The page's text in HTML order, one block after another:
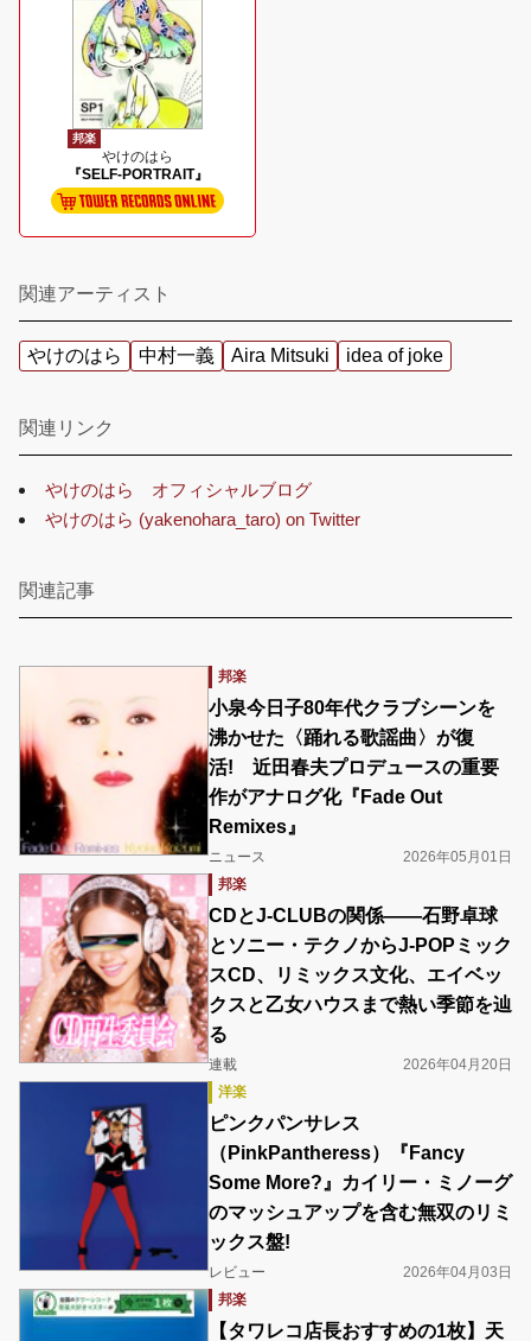
邦楽
やけのはら
『SELF-PORTRAIT』
関連アーティスト
やけのはら 中村一義 Aira Mitsuki idea of joke
関連リンク
やけのはら オフィシャルブログ
やけのはら (yakenohara_taro) on Twitter
関連記事
邦楽
小泉今日子80年代クラブシーンを
沸かせた〈踊れる歌謡曲〉が復
活! 近田春夫プロデュースの重要
作がアナログ化『Fade Out
Remixes』
ニュース
2026年05月01日
邦楽
CDとJ-CLUBの関係――石野卓球
とソニー・テクノからJ-POPミック
スCD、リミックス文化、エイベッ
クスと乙女ハウスまで熱い季節を辿
る
連載
2026年04月20日
洋楽
ピンクパンサレス
（PinkPantheress）『Fancy
Some More?』カイリー・ミノーグ
のマッシュアップを含む無双のリミ
ックス盤!
レビュー
2026年04月03日
邦楽
‎【タワレコ店長おすすめの1枚】天